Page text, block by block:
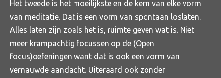
Het tweede is het moeilijkste en de kern van elke vorm
van meditatie. Dat is een vorm van spontaan loslaten.
Alles laten zijn zoals het is, ruimte geven wat is. Niet
meer krampachtig focussen op de (Open
focus)oefeningen want dat is ook een vorm van
vernauwde aandacht. Uiteraard ook zonder